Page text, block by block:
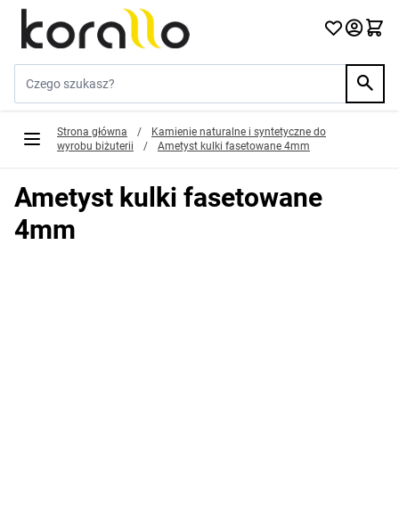
Przejdź do treści
Strona główna /
Kamienie naturalne i syntetyczne do
wyrobu biżuterii
/ Ametyst kulki fasetowane 4mm
Ametyst kulki fasetowane
4mm